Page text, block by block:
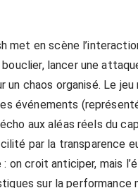
met en scène
lancer une
un chaos organisé. Le
événements
aux aléas réels du
par la transparence
on croit anticiper, mais
sur la performance